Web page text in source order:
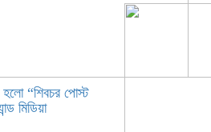
হলো “শিবচর পোস্ট
মিডিয়া